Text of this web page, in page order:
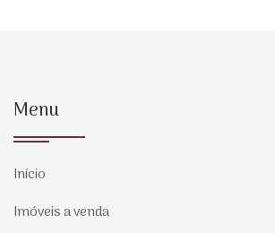
Menu
Início
Imóveis a venda